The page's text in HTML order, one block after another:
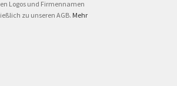
Logos und Firmennamen
zu unseren AGB. Mehr